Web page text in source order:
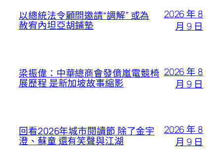
以總統法令顧問邀請“調解” 或為
赦宥內坦亞胡鋪墊
2026 年 8
月 9 日
梁振偉：中華總商會發億嵐電競椅
展歷程 是新加坡故事縮影
2026 年 8
月 9 日
回看2026年城市閱讀節 除了金宇
澄、蘇童 還有笑聲與江湖
2026 年 8
月 9 日